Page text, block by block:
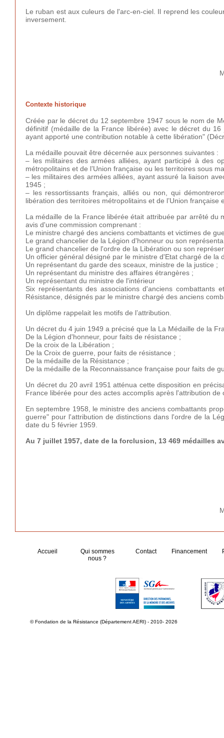
Le ruban est aux culeurs de l'arc-en-ciel. Il reprend les
inversement.
Contexte historique
Créée par le décret du 12 septembre 1947 sous le nom de
définitif (médaille de la France libérée) avec le décret du
ayant apporté une contribution notable à cette libération"
La médaille pouvait être décernée aux personnes suivantes :
– les militaires des armées alliées, ayant participé à des
métropolitains et de l’Union française ou les territoires sous
– les militaires des armées alliées, ayant assuré la liaison
1945 ;
– les ressortissants français, alliés ou non, qui
libération des territoires métropolitains et de l’Union
La médaille de la France libérée était attribuée par arrêté
avis d'une commission comprenant :
Le ministre chargé des anciens combattants et victimes de
Le grand chancelier de la Légion d'honneur ou son
Le grand chancelier de l'ordre de la Libération ou son
Un officier général désigné par le ministre d'Etat chargé de la
Un représentant du garde des sceaux, ministre de la justice ;
Un représentant du ministre des affaires étrangères ;
Un représentant du ministre de l'intérieur
Six représentants des associations d'anciens
Résistance, désignés par le ministre chargé des anciens
Un diplôme rappelait les motifs de l’attribution.
Un décret du 4 juin 1949 a précisé que la La Médaille de la
De la Légion d'honneur, pour faits de résistance ;
De la croix de la Libération ;
De la Croix de guerre, pour faits de résistance ;
De la médaille de la Résistance ;
De la médaille de la Reconnaissance française pour faits de
Un décret du 20 avril 1951 atténua cette disposition en
France libérée pour des actes accomplis après l'attribution de
En septembre 1958, le ministre des anciens combattants
guerre" pour l'attribution de distinctions dans l'ordre de la
date du 5 février 1959.
Au 7 juillet 1957, date de la forclusion, 13 469 médailles
Accueil
Qui sommes
nous ?
Contact Financement
© Fondation de la Résistance (Département AERI) - 2010- 2026